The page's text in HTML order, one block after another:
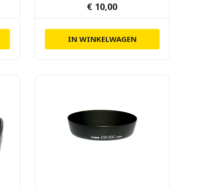
€ 10,00
IN WINKELWAGEN